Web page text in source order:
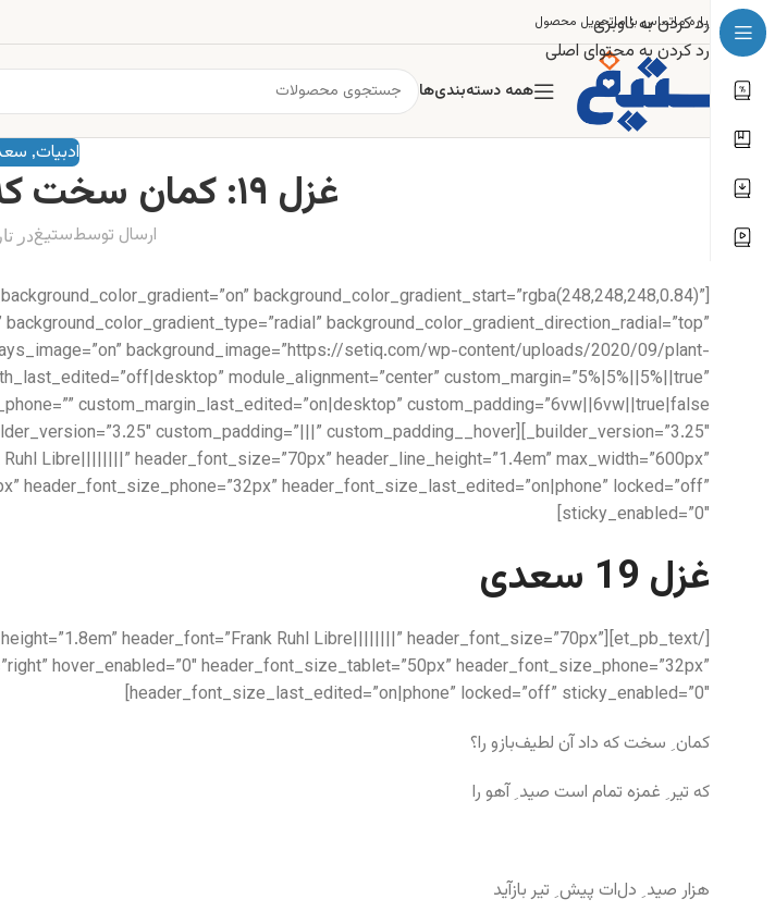
رد کردن به ناوبری
رد کردن به محتوای اصلی
درباره ماتماس با ماتحویل محصول
همه دسته‌بندی‌ها
ادبیات,
غزل ۱۹: کمان سخت که داد آن لطیف بازو را
ارسال توسطستیغدر تاریخ
background_color_gradient_start=”rgba(248,248,248,0.84)”
background_color_gradient_direction_radial=”top”
background_image=”https://setiq.com/wp-content/uploads/2020/09/plant-
module_alignment=”center” custom_margin=”5%|5%||5%||true”
Libre||||||||” header_font_size=”70px” header_line_height=”1.4em” max_width=”600px”
header_font_size_phone=”32px” header_font_size_last_edited=”on|phone” locked=”off”
sticky_enabled=”0″]
غزل 19 سعدی
header_font=”Frank Ruhl Libre||||||||” header_font_size=”70px”
hover_enabled=”0″ header_font_size_tablet=”50px” header_font_size_phone=”32px”
header_font_size_last_edited=”on|phone” locked=”off” sticky_enabled=”0″]
کمان ِ سخت که داد آن لطیف‌بازو را؟
که تیر ِ غمزه تمام است صید ِ آهو را
هزار صید ِ دل‌ات پیش ِ تیر بازآید